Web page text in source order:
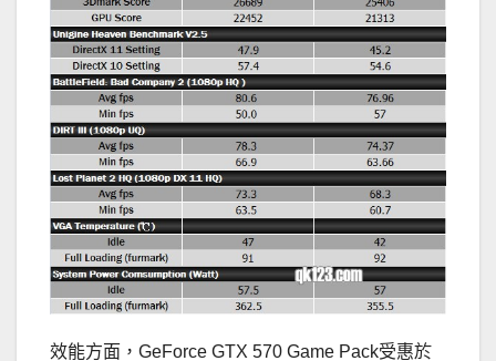
效能方面，GeForce GTX 570 Game Pack受惠於